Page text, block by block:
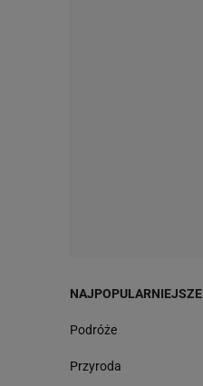
NAJPOPULARNIEJSZE
Podróże
Przyroda